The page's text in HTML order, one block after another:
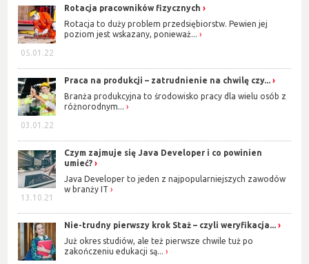
05.01.22
Rotacja pracowników fizycznych
Rotacja to duży problem przedsiębiorstw. Pewien jej
poziom jest wskazany, ponieważ...
03.01.22
Praca na produkcji – zatrudnienie na chwilę czy...
Branża produkcyjna to środowisko pracy dla wielu osób z
różnorodnym...
13.10.21
Czym zajmuje się Java Developer i co powinien
umieć?
Java Developer to jeden z najpopularniejszych zawodów
w branży IT
Nie-trudny pierwszy krok Staż – czyli weryfikacja...
Już okres studiów, ale też pierwsze chwile tuż po
zakończeniu edukacji są...